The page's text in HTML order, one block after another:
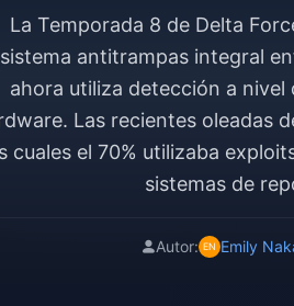
La Temporada 8 de Delta
sistema antitrampas integral
ahora utiliza detección a
Las recientes oleadas
cuales el 70% utilizaba
sistemas de
Autor: Emily